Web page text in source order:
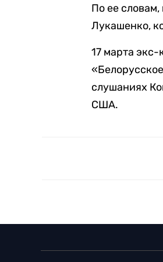
По ее
Лукашенко,
17 марта
слушаниях
США.